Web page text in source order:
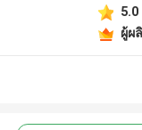
5.0
ผู้ผ